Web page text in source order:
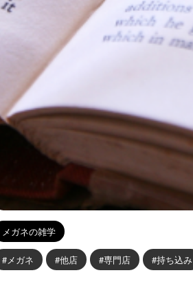
メガネの雑学
メガネ 他店 専門店 持ち込み